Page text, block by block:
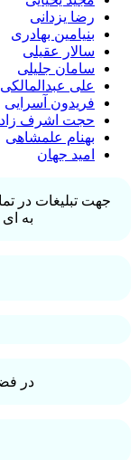
رضا یزدانی
بنیامین بهادری
سالار عقیلی
سامان جلیلی
علی عبدالمالکی
فریدون آسرایی
حجت اشرف
بهنام علمشاهی
امید جهان
جهت تبلیغات در
به ای
در